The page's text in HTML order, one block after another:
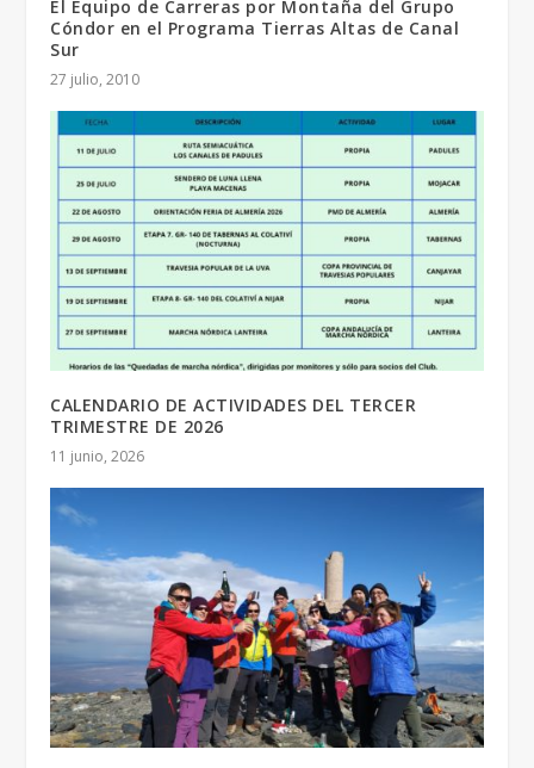
El Equipo de Carreras por Montaña del Grupo
Cóndor en el Programa Tierras Altas de Canal
Sur
27 julio, 2010
CALENDARIO DE ACTIVIDADES DEL TERCER
TRIMESTRE DE 2026
11 junio, 2026